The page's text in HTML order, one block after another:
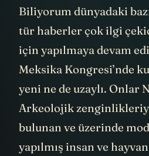
Biliyorum dünyadaki
tür haberler çok ilgi
için yapılmaya devam
Meksika Kongresi’nde
yeni ne de uzaylı. Onlar
Arkeolojik
bulunan ve üzerinde
yapılmış insan ve